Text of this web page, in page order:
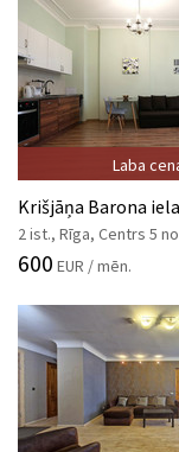
Laba
Krišjāņa Barona
2 ist., Rīga, Centrs 5
600 EUR / mēn.